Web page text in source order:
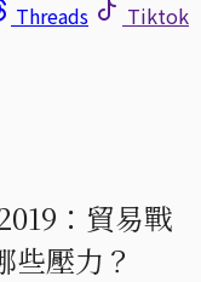
Threads
Tiktok
：貿易戰
些壓力？